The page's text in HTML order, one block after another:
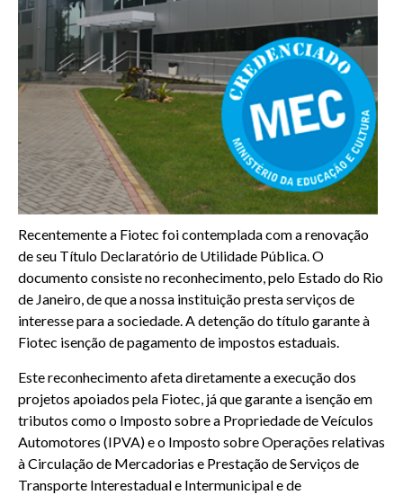
Recentemente a Fiotec foi contemplada com a renovação
de seu Título Declaratório de Utilidade Pública. O
documento consiste no reconhecimento, pelo Estado do Rio
de Janeiro, de que a nossa instituição presta serviços de
interesse para a sociedade. A detenção do título garante à
Fiotec isenção de pagamento de impostos estaduais.
Este reconhecimento afeta diretamente a execução dos
projetos apoiados pela Fiotec, já que garante a isenção em
tributos como o Imposto sobre a Propriedade de Veículos
Automotores (IPVA) e o Imposto sobre Operações relativas
à Circulação de Mercadorias e Prestação de Serviços de
Transporte Interestadual e Intermunicipal e de